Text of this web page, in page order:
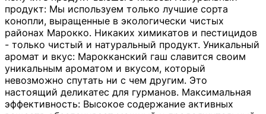
продукт: Мы используем только лучшие сорта
конопли, выращенные в экологически чистых
районах Марокко. Никаких химикатов и пестицидов
- только чистый и натуральный продукт. Уникальный
аромат и вкус: Марокканский гаш славится своим
уникальным ароматом и вкусом, который
невозможно спутать ни с чем другим. Это
настоящий деликатес для гурманов. Максимальная
эффективность: Высокое содержание активных